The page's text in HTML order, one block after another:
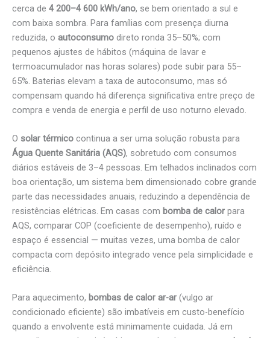
cerca de 4 200–4 600 kWh/ano, se bem orientado a sul e
com baixa sombra. Para famílias com presença diurna
reduzida, o autoconsumo direto ronda 35–50%; com
pequenos ajustes de hábitos (máquina de lavar e
termoacumulador nas horas solares) pode subir para 55–
65%. Baterias elevam a taxa de autoconsumo, mas só
compensam quando há diferença significativa entre preço de
compra e venda de energia e perfil de uso noturno elevado.
O solar térmico continua a ser uma solução robusta para
Água Quente Sanitária (AQS), sobretudo com consumos
diários estáveis de 3–4 pessoas. Em telhados inclinados com
boa orientação, um sistema bem dimensionado cobre grande
parte das necessidades anuais, reduzindo a dependência de
resistências elétricas. Em casas com bomba de calor para
AQS, comparar COP (coeficiente de desempenho), ruído e
espaço é essencial — muitas vezes, uma bomba de calor
compacta com depósito integrado vence pela simplicidade e
eficiência.
Para aquecimento, bombas de calor ar-ar (vulgo ar
condicionado eficiente) são imbatíveis em custo-benefício
quando a envolvente está minimamente cuidada. Já em